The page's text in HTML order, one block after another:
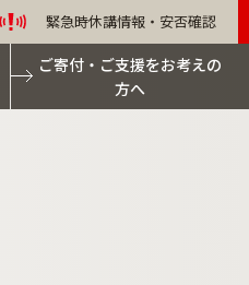
緊急時休講情報・安否確認
ご寄付・ご支援をお考えの
方へ